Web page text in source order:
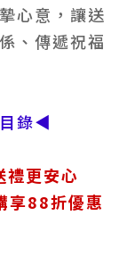
心意，讓送
、傳遞祝福
錄◀
禮更安心
88折優惠